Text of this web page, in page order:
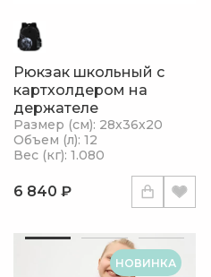
Рюкзак школьный с
картхолдером на
держателе
Размер (см): 28х36х20
Объем (л): 12
Вес (кг): 1.080
6 840 ₽
НОВИНКА